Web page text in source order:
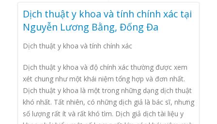
Dịch thuật y khoa và tính chính xác tại
Nguyễn Lương Bằng, Đống Đa
Dịch thuật y khoa và tính chính xác
Dịch thuật y khoa và độ chính xác thường được xem
xét chung như một khái niệm tổng hợp và đơn nhất.
Dịch thuật y khoa là một trong những dạng dịch thuật
khó nhất. Tất nhiên, có những dịch giả là bác sĩ, nhưng
số lượng rất ít và rất khó tìm. Dịch giả dịch tài liệu y